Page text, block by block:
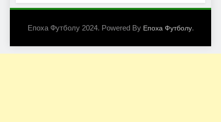
Епоха Футболу 2024. Powered By Епоха Футболу.